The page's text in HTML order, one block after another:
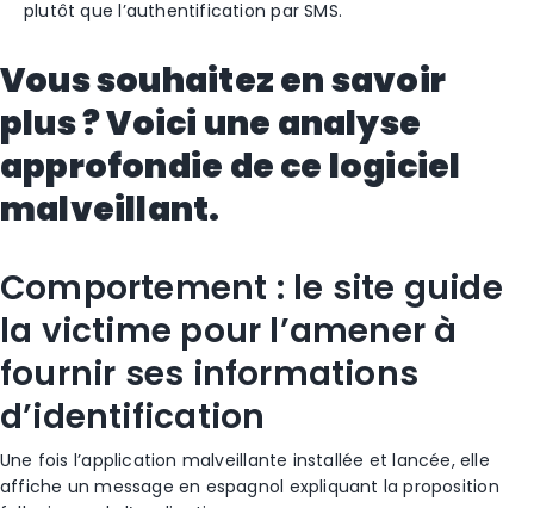
plutôt que l’authentification par SMS.
Vous souhaitez en savoir
plus ? Voici une analyse
approfondie de ce logiciel
malveillant.
Comportement : le site guide
la victime pour l’amener à
fournir ses informations
d’identification
Une fois l’application malveillante installée et lancée, elle
affiche un message en espagnol expliquant la proposition